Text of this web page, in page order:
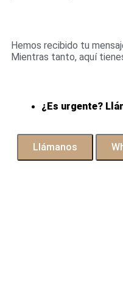
Hemos recibido tu
Mientras tanto, aquí
¿Es urgente?
Llámanos